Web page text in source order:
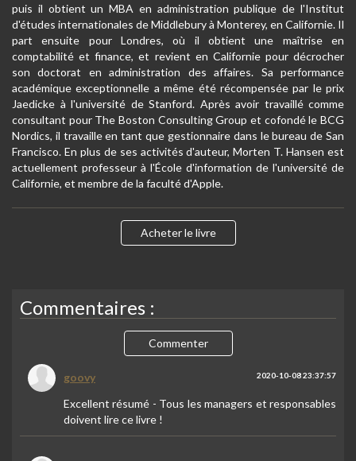
puis il obtient un MBA en administration publique de l'Institut
d'études internationales de Middlebury à Monterey, en Californie. Il
part ensuite pour Londres, où il obtient une maîtrise en
comptabilité et finance, et revient en Californie pour décrocher
son doctorat en administration des affaires. Sa performance
académique exceptionnelle a même été récompensée par le prix
Jaedicke à l'université de Stanford. Après avoir travaillé comme
consultant pour The Boston Consulting Group et cofondé le BCG
Nordics, il travaille en tant que gestionnaire dans le bureau de San
Francisco. En plus de ses activités d'auteur, Morten T. Hansen est
actuellement professeur à l'École d'information de l'université de
Californie, et membre de la faculté d'Apple.
Acheter le livre
Commentaires :
Commenter
goovy 2020-10-08 23:37:57
Excellent résumé - Tous les managers et responsables
doivent lire ce livre !